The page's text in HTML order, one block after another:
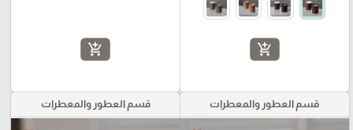
add_shopping_cart
add_shopping_cart
قسم العطور والمعطرات قسم العطور والمعطرات